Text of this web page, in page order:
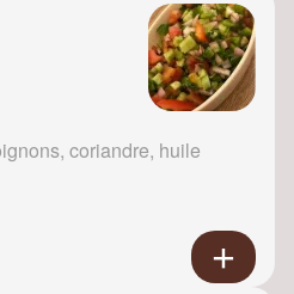
coriandre, huile